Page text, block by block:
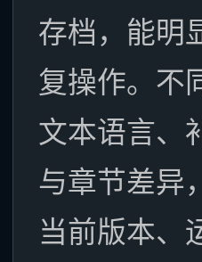
存档，能明
复操作。不
文本语言、
与章节差异
当前版本、